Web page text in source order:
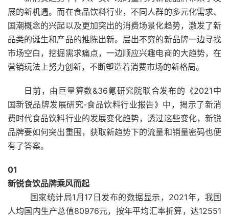
展的新机遇。而在食品饮料行业，不同人群的多元化需求、
国潮概念的兴起以及更加突出的消费场景化趋势，激发了新
品类的诞生和产品的推陈出新。层出不穷的新品牌一边寻找
市场空白，挖掘需求痛点，一边顺应兴趣电商的大趋势，在
营销玩法上努力创新，不断塑造着消费市场的新格局。
日前，由巨量算数&36氪研究院联合发布的《2021中
国新锐品牌发展研究-食品饮料行业报告》中，揭示了新消
费时代食品饮料行业的发展变化趋势，透过这些变化，新锐
品牌要如何突出重围，获取新趋势下的流量和销量密码也便
有了答案。
01
新锐食饮品牌乘风而起
国家统计局1月17日发布的数据显示，2021年，我国
人均国内生产总值80976元，按年平均汇率折算，达12551